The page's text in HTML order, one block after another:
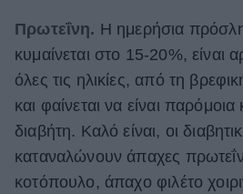
Πρωτεΐνη. Η ημερήσια
κυμαίνεται στο 15-20%, είναι
όλες τις ηλικίες, από τη
και φαίνεται να είναι
διαβήτη. Καλό είναι, οι
καταναλώνουν άπαχες
κοτόπουλο, άπαχο φιλέτο